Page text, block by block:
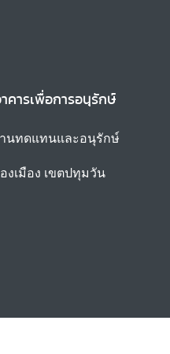
คารเพื่อการอนุรักษ์
นทดแทนและอนุรักษ์
งเมือง เขตปทุมวัน